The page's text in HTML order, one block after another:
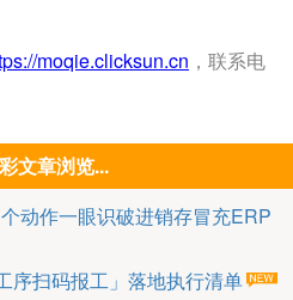
moqie.clicksun.cn ，联系电
文章浏览...
动作一眼识破进销存冒充ERP
序扫码报工」落地执行清单